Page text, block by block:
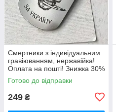
Смертники з індивідуальним
гравіюванням, нержавійка!
Оплата на пошті! Знижка 30%
на другий жетон-дублікат!
Готово до відправки
249 ₴